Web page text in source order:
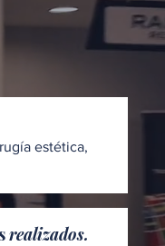
estética,
realizados.